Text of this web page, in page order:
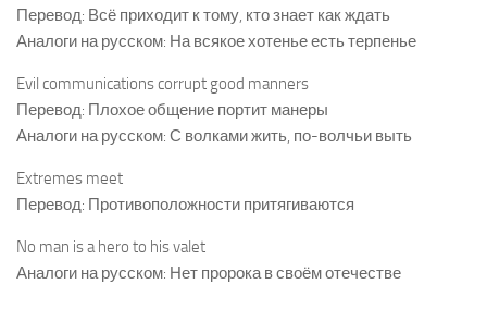
Перевод: Всё приходит к тому, кто знает как ждать
Аналоги на русском: На всякое хотенье есть терпенье
Evil communications corrupt good manners
Перевод: Плохое общение портит манеры
Аналоги на русском: С волками жить, по-волчьи выть
Extremes meet
Перевод: Противоположности притягиваются
No man is a hero to his valet
Аналоги на русском: Нет пророка в своём отечестве